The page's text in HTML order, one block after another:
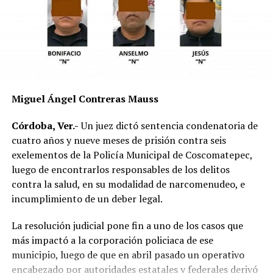
El vehículo presuntamente involucrado también será
parte de las investigaciones para determinar la
mecánica del accidente y establecer si existió
responsabilidad por parte de alguno de los conductores.
Las autoridades exhortaron a los automovilistas y
motociclistas a conducir con precaución, respetar los
límites de velocidad y aumentar la distancia de
seguridad entre vehículos, especialmente durante la
temporada de lluvias, cuando el riesgo de accidentes se
incrementa en las carreteras de la región.
La circulación en la zona se vio afectada por algunos
minutos mientras se realizaban las labores de auxilio y el
levantamiento de indicios por parte de las autoridades.
Posteriormente, el tránsito fue restablecido de manera
normal.
Miguel Ángel Contreras Mauss
Córdoba, Ver.-Un juez dictó sentencia condenatoria de
cuatro años y nueve meses de prisión contra seis
exelementos de la Policía Municipal de Coscomatepec,
luego de encontrarlos responsables de los delitos
contra la salud, en su modalidad de narcomenudeo, e
incumplimiento de un deber legal.
La resolución judicial pone fin a uno de los casos que
más impactó a la corporación policiaca de ese
municipio, luego de que en abril pasado un operativo
encabezado por autoridades estatales y federales derivó